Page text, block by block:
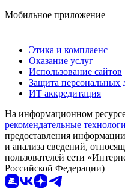
Мобильное приложение
Этика и комплаенс
Оказание услуг
Использование сайтов
Защита персональных
ИТ аккредитация
На информационном
рекомендательные
предоставления
и анализа сведений,
пользователей сети
Российской Федерации)